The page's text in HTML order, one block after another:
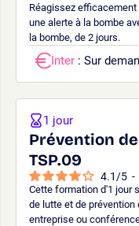
Réagissez
une alerte à la bombe
la bombe, de 2 jours.
Inter : Sur
Prévention
TSP.09
4.1 /5 -
Cette formation d'1 jour
de lutte et de
entreprise ou
1 jour